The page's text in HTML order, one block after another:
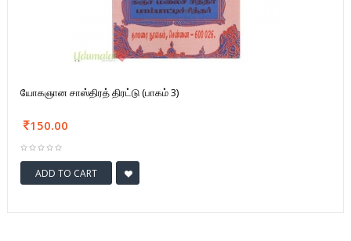
யோகஞான சாஸ்திரத் திரட்டு (பாகம் 3)
150.00
ADD TO CART